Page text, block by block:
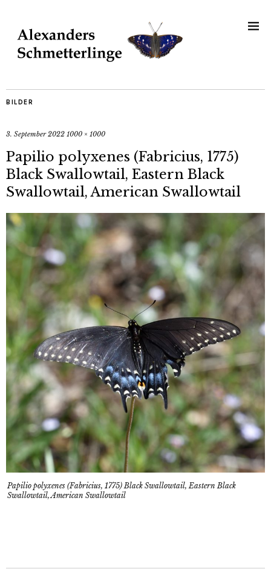
BILDER
3. September 2022 1000 × 1000
Papilio polyxenes (Fabricius, 1775)
Black Swallowtail, Eastern Black
Swallowtail, American Swallowtail
Papilio polyxenes (Fabricius, 1775) Black Swallowtail, Eastern Black
Swallowtail, American Swallowtail